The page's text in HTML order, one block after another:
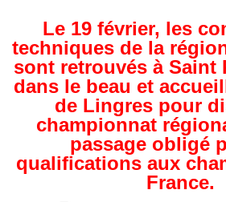
Le 19 février, les
techniques de la
sont retrouvés à Saint­
dans le beau et
de Lingres pour
championnat
passage obligé
qualifications aux
France.